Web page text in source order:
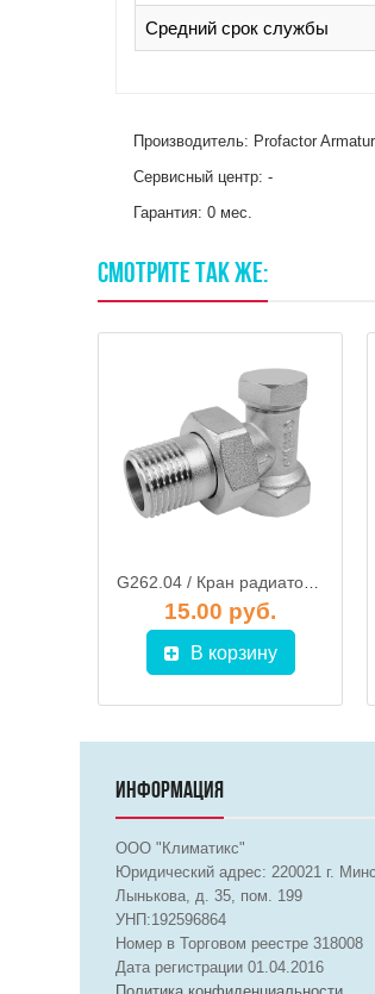
Средний срок службы
Производитель: Profactor
Сервисный центр: -
Гарантия: 0 мес.
СМОТРИТЕ ТАКЖЕ:
G262.04 / Кран радиаторный угловой 1/2" (обратка), GAPPO
15.00 руб.
В корзину
ИНФОРМАЦИЯ
ООО "Климатикс"
Юридический адрес:220021 г.
Лынькова, д. 35, пом. 199
УНП:192596864
Номер в Торговом реестре 318008
Дата регистрации 01.04.2016